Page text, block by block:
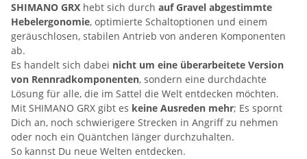
SHIMANO GRX hebt sich durch auf Gravel abgestimmte
Hebelergonomie, optimierte Schaltoptionen und einem
geräuschlosen, stabilen Antrieb von anderen Komponenten
ab.
Es handelt sich dabei nicht um eine überarbeitete Version
von Rennradkomponenten, sondern eine durchdachte
Lösung für alle, die im Sattel die Welt entdecken möchten.
Mit SHIMANO GRX gibt es keine Ausreden mehr; Es spornt
Dich an, noch schwierigere Strecken in Angriff zu nehmen
oder noch ein Quäntchen länger durchzuhalten.
So kannst Du neue Welten entdecken.